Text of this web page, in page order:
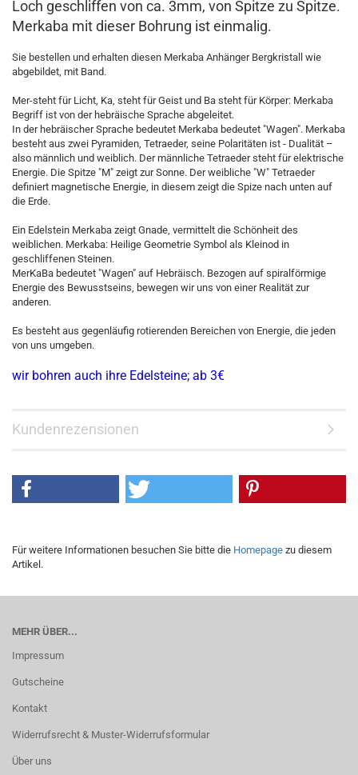
Loch geschliffen von ca. 3mm, von Spitze zu Spitze.
Merkaba mit dieser Bohrung ist einmalig.
Sie bestellen und erhalten diesen Merkaba Anhänger Bergkristall wie
abgebildet, mit Band.
Mer-steht für Licht, Ka, steht für Geist und Ba steht für Körper: Merkaba
Begriff ist von der hebräische Sprache abgeleitet.
In der hebräischer Sprache bedeutet Merkaba bedeutet "Wagen". Merkaba
besteht aus zwei Pyramiden, Tetraeder, seine Polaritäten ist - Dualität –
also männlich und weiblich. Der männliche Tetraeder steht für elektrische
Energie. Die Spitze "M" zeigt zur Sonne. Der weibliche "W" Tetraeder
definiert magnetische Energie, in diesem zeigt die Spize nach unten auf
die Erde.
Ein Edelstein Merkaba zeigt Gnade, vermittelt die Schönheit des
weiblichen. Merkaba: Heilige Geometrie Symbol als Kleinod in
geschliffenen Steinen.
MerKaBa bedeutet "Wagen" auf Hebräisch. Bezogen auf spiralförmige
Energie des Bewusstseins, bewegen wir uns von einer Realität zur
anderen.
Es besteht aus gegenläufig rotierenden Bereichen von Energie, die jeden
von uns umgeben.
wir bohren auch ihre Edelsteine; ab 3€
Kundenrezensionen
Für weitere Informationen besuchen Sie bitte die Homepage zu diesem
Artikel.
MEHR ÜBER...
Impressum
Gutscheine
Kontakt
Widerrufsrecht & Muster-Widerrufsformular
Über uns